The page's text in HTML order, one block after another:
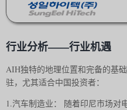
行业分析——行业机遇
AIH独特的地理位置和完备的基
驻，尤其适合中国投资者：
1.汽车制造业： 随着印尼市场对